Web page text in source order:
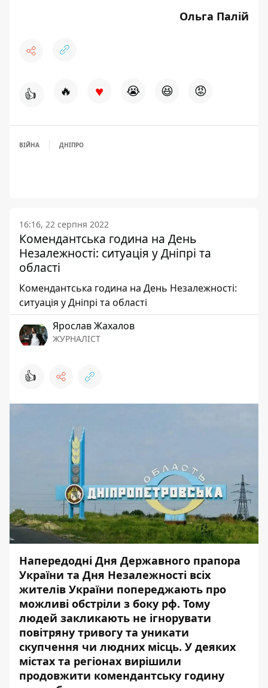
Ольга Палій
👍 🔥 ♥ 😭 😆 😡
ВІЙНА ДНІПРО
16:16, 22 серпня 2022
Комендантська година на День
Незалежності: ситуація у Дніпрі та
області
Комендантська година на День Незалежності:
ситуація у Дніпрі та області
Ярослав Жахалов
ЖУРНАЛІСТ
👍
Напередодні Дня Державного прапора
України та Дня Незалежності всіх
жителів України попереджають про
можливі обстріли з боку рф. Тому
людей закликають не ігнорувати
повітряну тривогу та уникати
скупчення чи людних місць. У деяких
містах та регіонах вирішили
продовжити комендантську годину